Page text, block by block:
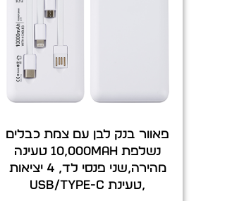
פאוור בנק לבן עם צמת כבלים
נשלפת 10,000mAh טעינה
מהירה,שני פנסי לד, 4 יציאות
,טעינת USB/TYPE-C